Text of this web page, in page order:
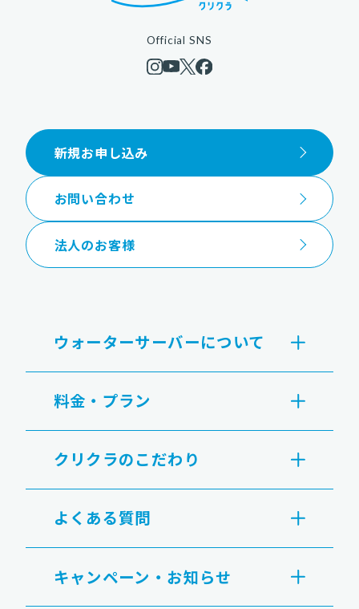
Official SNS
新規お申し込み
お問い合わせ
法人のお客様
ウォーターサーバーについて
料金・プラン
クリクラのこだわり
よくある質問
キャンペーン・お知らせ